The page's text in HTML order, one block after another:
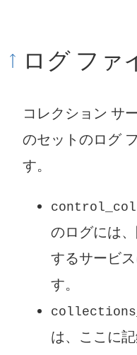
ログ ファ
コレクション サ
のセットのログ
す。
のログには
するサービ
す。
は、ここに記